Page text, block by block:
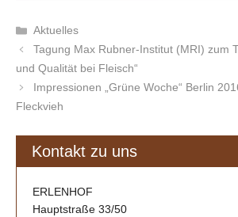
Kategorien
Aktuelles
Beitrags-
Navigation
Tagung Max Rubner-Institut (MRI) zum
und Qualität bei Fleisch“
Impressionen „Grüne Woche“ Berlin
Fleckvieh
Kontakt zu uns
ERLENHOF
Hauptstraße 33/50